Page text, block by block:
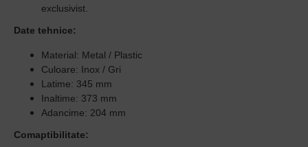
exclusivist.
Date tehnice:
Material: Metal / Plastic
Culoare: Inox / Gri
Latime: 345 mm
Inaltime: 373 mm
Adancime: 204 mm
Comaptibilitate: